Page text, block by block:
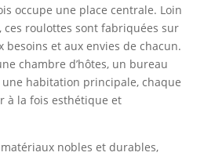
occupe une place centrale. Loin
ces roulottes sont fabriquées sur
et aux envies de chacun.
chambre d’hôtes, un bureau
habitation principale, chaque
à la fois esthétique et
nobles et durables,